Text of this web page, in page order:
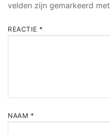
velden zijn gemarkeerd met
REACTIE *
NAAM *